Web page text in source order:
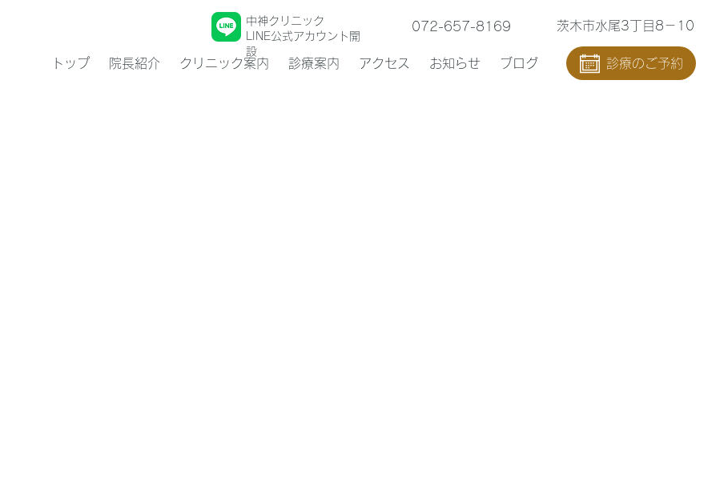
中神クリニック
LINE公式アカウント開
設
072-657-8169 茨木市水尾3丁目8－10
トップ 院長紹介 クリニック案内 診療案内 アクセス お知らせ ブログ 診療のご予約